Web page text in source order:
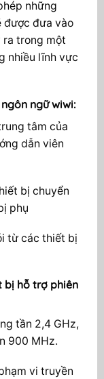
những
được đưa vào
ra trong một
nhiều lĩnh vực
ngữ wiwi:
tâm của
dẫn viên
bị chuyển
phụ
từ các thiết bị
bị hỗ trợ phiên
tần 2,4 GHz,
900 MHz.
vi truyền